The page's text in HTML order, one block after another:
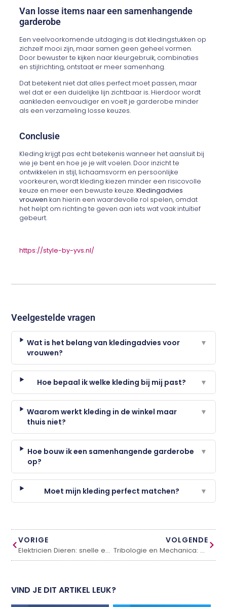
Van losse items naar een samenhangende
garderobe
Een veelvoorkomende uitdaging is dat kledingstukken op
zichzelf mooi zijn, maar samen geen geheel vormen.
Door bewuster te kijken naar kleurgebruik, combinaties
en stijlrichting, ontstaat er meer samenhang.
Dat betekent niet dat alles perfect moet passen, maar
wel dat er een duidelijke lijn zichtbaar is. Hierdoor wordt
aankleden eenvoudiger en voelt je garderobe minder
als een verzameling losse keuzes.
Conclusie
Kleding krijgt pas echt betekenis wanneer het aansluit bij
wie je bent en hoe je je wilt voelen. Door inzicht te
ontwikkelen in stijl, lichaamsvorm en persoonlijke
voorkeuren, wordt kleding kiezen minder een risicovolle
keuze en meer een bewuste keuze.Kledingadvies
vrouwen kan hierin een waardevolle rol spelen, omdat
het helpt om richting te geven aan iets wat vaak intuïtief
gebeurt.
https://style-by-yvs.nl/
Veelgestelde vragen
Wat is het belang van kledingadvies voor
vrouwen?
▼
Hoe bepaal ik welke kleding bij mij past? ▼
Waarom werkt kleding in de winkel maar
thuis niet?
▼
Hoe bouw ik een samenhangende garderobe
op?
▼
Moet mijn kleding perfect matchen? ▼
VORIGE
Elektricien Dieren: snelle en betrouwbare hulp bij stroomstoringen
VOLGENDE
Tribologie en Mechanica: De Realiteit van Ventilatiebeheer in IJsselstein
VIND JE DIT ARTIKEL LEUK?